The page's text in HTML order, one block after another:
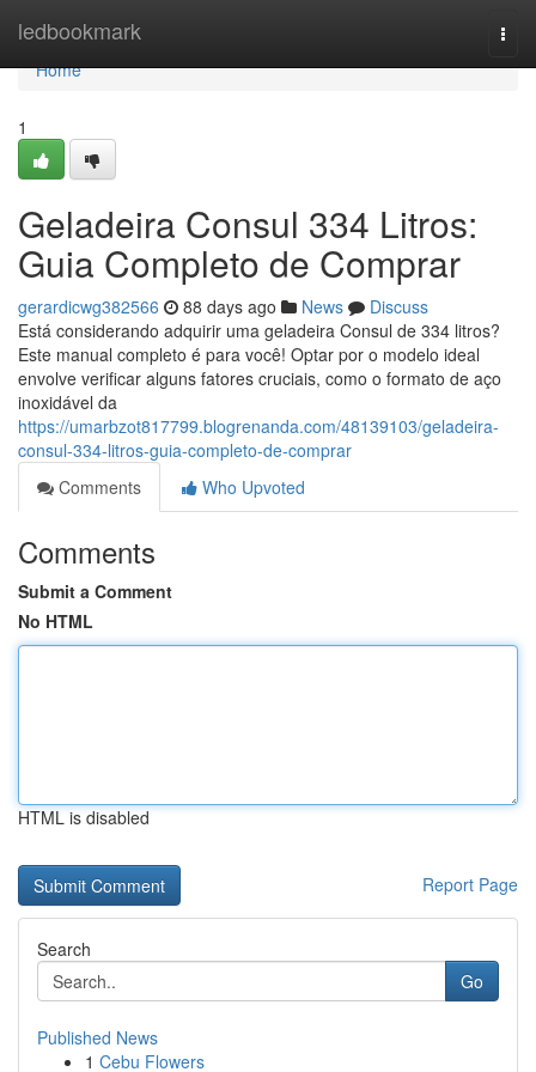
ledbookmark
Home
Home
1
Geladeira Consul 334 Litros:
Guia Completo de Comprar
gerardicwg382566 88 days ago News
Discuss
Está considerando adquirir uma geladeira Consul de 334 litros?
Este manual completo é para você! Optar por o modelo ideal
envolve verificar alguns fatores cruciais, como o formato de aço
inoxidável da
https://umarbzot817799.blogrenanda.com/48139103/geladeira-
consul-334-litros-guia-completo-de-comprar
Comments
Who Upvoted
Comments
Submit a Comment
No HTML
HTML is disabled
Report Page
Search
Go
Published News
1 Cebu Flowers